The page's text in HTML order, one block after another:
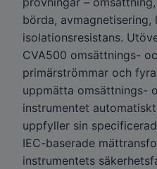
börda, avmagnetisering,
isolationsresistans.
CVA500 omsättnings-
primärströmmar och
uppmätta omsättnings-
instrumentet
uppfyller sin
IEC-baserade
instrumentets